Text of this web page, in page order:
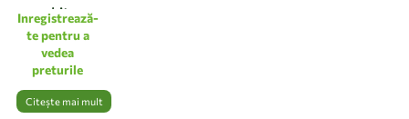
white
Inregistrează-
te pentru a
vedea
preturile
Citește mai mult